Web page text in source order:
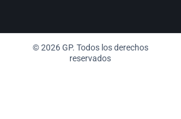
© 2026 GP. Todos los derechos
reservados